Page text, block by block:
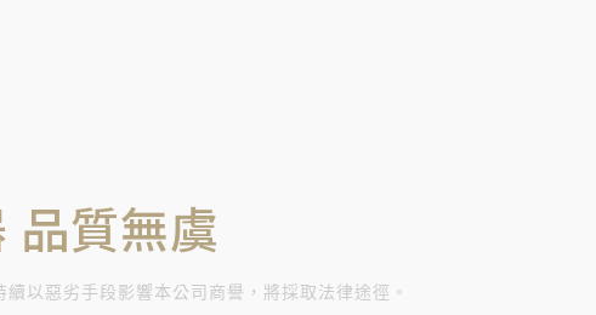
品質無虞
以惡劣手段影響本公司商譽，將採取法律途徑。